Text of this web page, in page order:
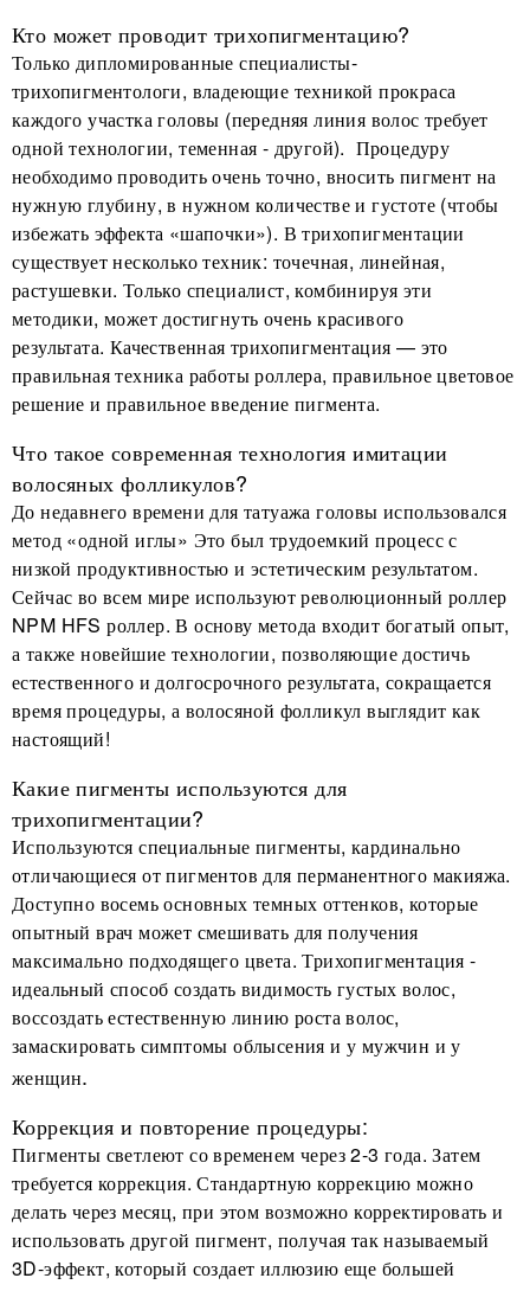
Кто может проводит трихопигментацию?
Только дипломированные специалисты-
трихопигментологи, владеющие техникой прокраса
каждого участка головы (передняя линия волос требует
одной технологии, теменная - другой). Процедуру
необходимо проводить очень точно, вносить пигмент на
нужную глубину, в нужном количестве и густоте (чтобы
избежать эффекта «шапочки»). В трихопигментации
существует несколько техник: точечная, линейная,
растушевки. Только специалист, комбинируя эти
методики, может достигнуть очень красивого
результата. Качественная трихопигментация — это
правильная техника работы роллера, правильное цветовое
решение и правильное введение пигмента.
Что такое современная технология имитации
волосяных фолликулов?
До недавнего времени для татуажа головы использовался
метод «одной иглы» Это был трудоемкий процесс с
низкой продуктивностью и эстетическим результатом.
Сейчас во всем мире используют революционный роллер
NPM HFS роллер. В основу метода входит богатый опыт,
а также новейшие технологии, позволяющие достичь
естественного и долгосрочного результата, сокращается
время процедуры, а волосяной фолликул выглядит как
настоящий!
Какие пигменты используются для
трихопигментации?
Используются специальные пигменты, кардинально
отличающиеся от пигментов для перманентного макияжа.
Доступно восемь основных темных оттенков, которые
опытный врач может смешивать для получения
максимально подходящего цвета. Трихопигментация -
идеальный способ создать видимость густых волос,
воссоздать естественную линию роста волос,
замаскировать симптомы облысения и у мужчин и у
женщин.
Коррекция и повторение процедуры:
Пигменты светлеют со временем через 2-3 года. Затем
требуется коррекция. Стандартную коррекцию можно
делать через месяц, при этом возможно корректировать и
использовать другой пигмент, получая так называемый
3D-эффект, который создает иллюзию еще большей